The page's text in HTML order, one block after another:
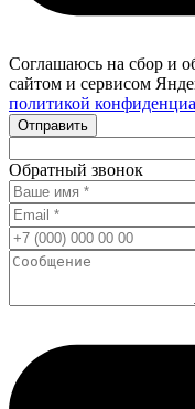
Соглашаюсь на сбор и
сайтом и сервисом
политикой
Отправить
Обратный звонок